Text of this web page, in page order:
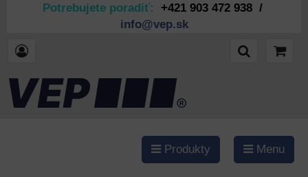
Potrebujete poradiť: +421 903 472 938 /
info@vep.sk
Produkty Menu